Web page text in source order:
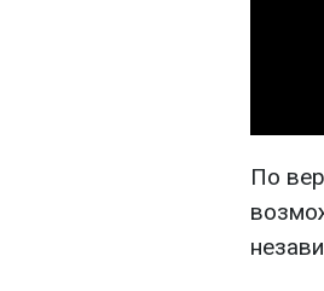
По